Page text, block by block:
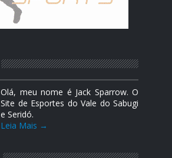
Olá, meu nome é Jack Sparrow. O
Site de Esportes do Vale do Sabugi
e Seridó.
Leia Mais →